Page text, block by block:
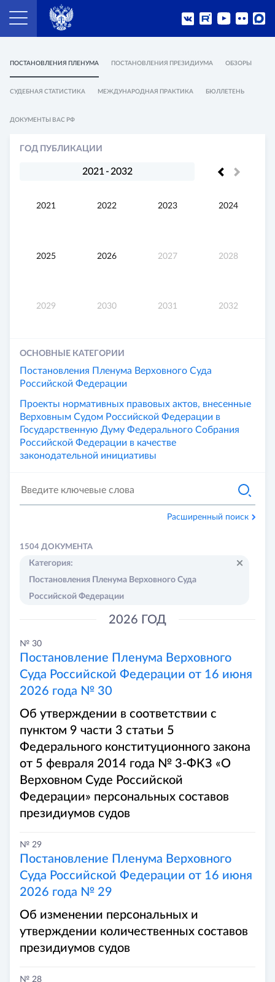
ПОСТАНОВЛЕНИЯ ПЛЕНУМА ПОСТАНОВЛЕНИЯ ПРЕЗИДИУМА ОБЗОРЫ
СУДЕБНАЯ СТАТИСТИКА МЕЖДУНАРОДНАЯ ПРАКТИКА БЮЛЛЕТЕНЬ
ДОКУМЕНТЫ ВАС РФ
Расширенный поиск
1504 ДОКУМЕНТА
Категория:
Постановления Пленума Верховного Суда
Российской Федерации
2026 ГОД
№ 30
Постановление Пленума Верховного
Суда Российской Федерации от 16 июня
2026 года № 30
Об утверждении в соответствии с
пунктом 9 части 3 статьи 5
Федерального конституционного закона
от 5 февраля 2014 года № 3-ФКЗ «О
Верховном Суде Российской
Федерации» персональных составов
президиумов судов
№ 29
Постановление Пленума Верховного
Суда Российской Федерации от 16 июня
2026 года № 29
Об изменении персональных и
утверждении количественных составов
президиумов судов
№ 28
ГОД ПУБЛИКАЦИИ
2021 -2032
2021 2022 2023 2024
2025 2026 2027 2028
2029 2030 2031 2032
ОСНОВНЫЕ КАТЕГОРИИ
Постановления Пленума Верховного Суда
Российской Федерации
Проекты нормативных правовых актов, внесенные
Верховным Судом Российской Федерации в
Государственную Думу Федерального Собрания
Российской Федерации в качестве
законодательной инициативы